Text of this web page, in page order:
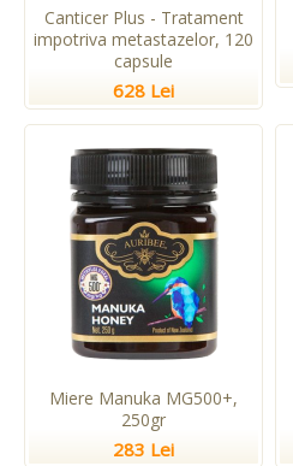
Canticer Plus - Tratament
impotriva metastazelor, 120
capsule
628 Lei
Miere Manuka MG500+,
250gr
283 Lei